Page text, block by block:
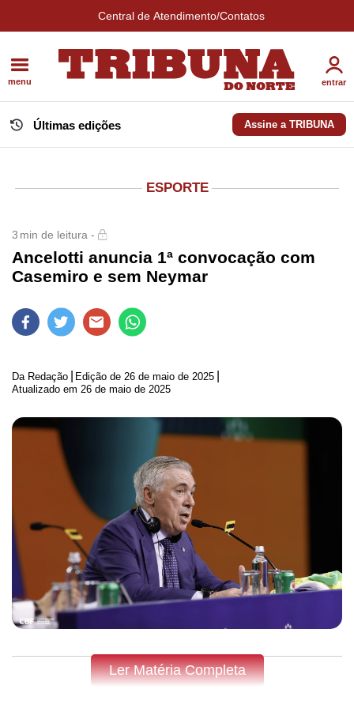
Central de Atendimento/Contatos
menu entrar
Últimas edições Assine a TRIBUNA
ESPORTE
3 min de leitura -
Ancelotti anuncia 1ª convocação com
Casemiro e sem Neymar
Da Redação Edição de 26 de maio de 2025
Atualizado em 26 de maio de 2025
Ler Matéria Completa